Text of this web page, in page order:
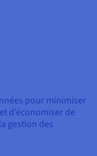
pour minimiser
d’économiser de
gestion des